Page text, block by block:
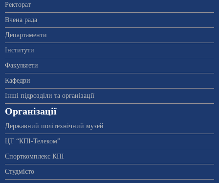
Ректорат
Вчена рада
Департаменти
Інститути
Факультети
Кафедри
Інші підрозділи та організації
Організації
Державний політехнічний музей
ЦТ “КПІ-Телеком”
Спорткомплекс КПІ
Студмісто